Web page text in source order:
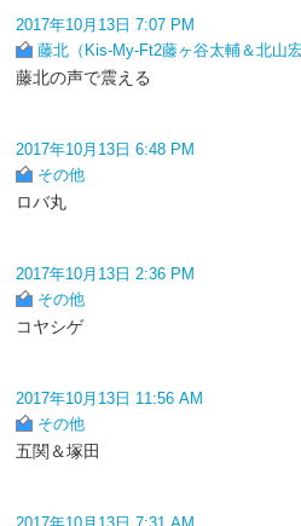
2017年10月13日 7:07 PM
藤北（Kis-My-Ft2藤ヶ谷太輔＆北山宏
藤北の声で震える
2017年10月13日 6:48 PM
その他
ロバ丸
2017年10月13日 2:36 PM
その他
コヤシゲ
2017年10月13日 11:56 AM
その他
五関＆塚田